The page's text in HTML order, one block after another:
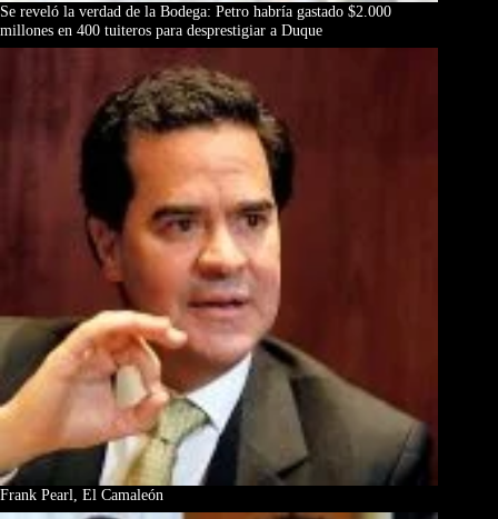
Se reveló la verdad de la Bodega: Petro habría gastado $2.000
millones en 400 tuiteros para desprestigiar a Duque
Frank Pearl, El Camaleón